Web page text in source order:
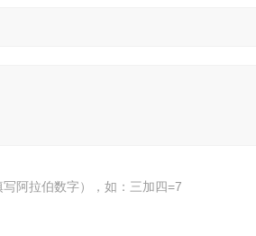
阿拉伯数字），如：三加四=7